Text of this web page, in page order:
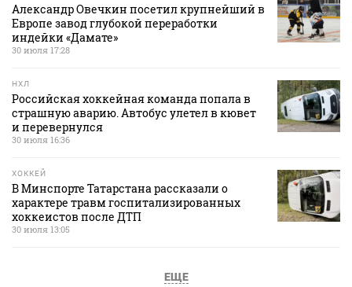
Александр Овечкин посетил крупнейший в
Европе завод глубокой переработки
индейки «Дамате»
30 июля 17:28
НХЛ
Российская хоккейная команда попала в
страшную аварию. Автобус улетел в кювет
и перевернулся
30 июля 16:36
ХОККЕЙ
В Минспорте Татарстана рассказали о
характере травм госпитализированных
хоккеистов после ДТП
30 июля 13:05
ЕЩЕ